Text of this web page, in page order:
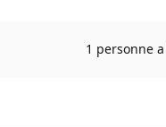
1 personne